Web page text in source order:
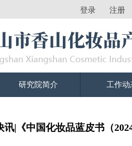
登录 注册
研究院简介 工作动
讯|《中国化妆品蓝皮书（